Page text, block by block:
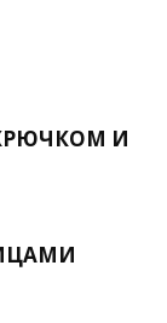
И